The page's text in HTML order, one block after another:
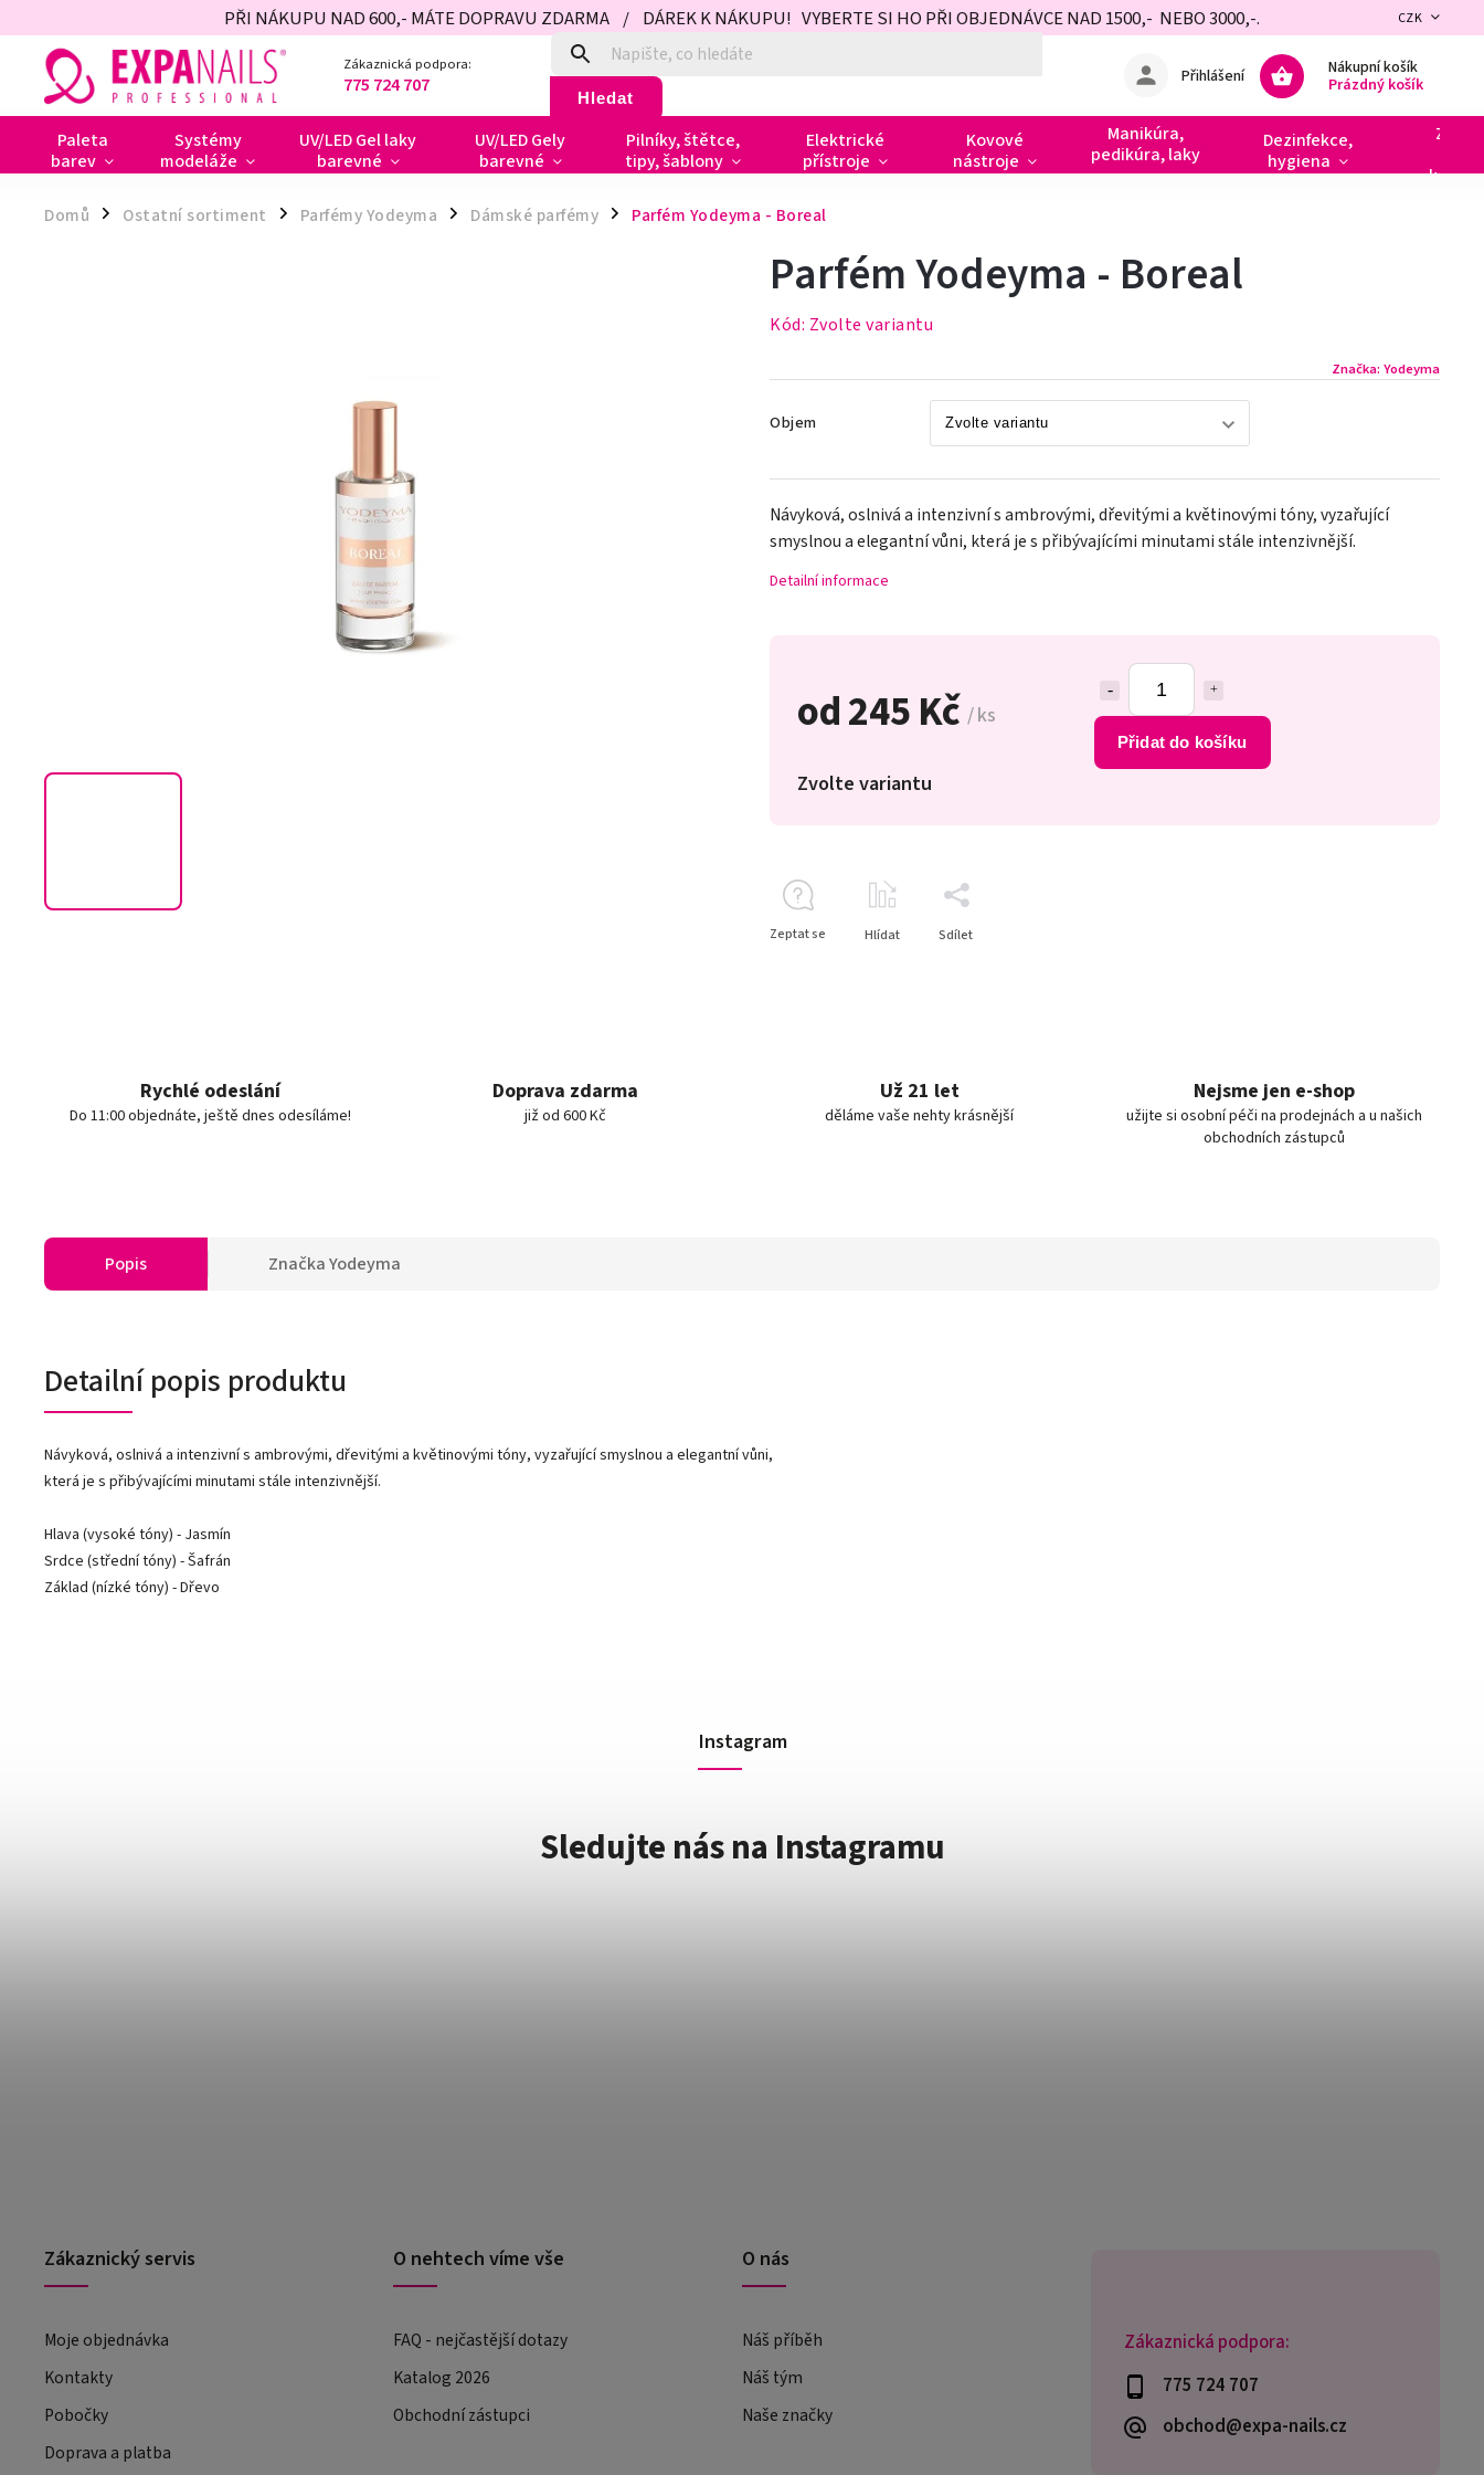
PŘI NÁKUPU NAD 600,- MÁTE DOPRAVU ZDARMA / DÁREK K NÁKUPU! VYBERTE SI HO PŘI OBJEDNÁVCE NAD 1500,- NEBO 3000,-. CZK
Zákaznická podpora:
775 724 707 Hledat
Nákupní košík
Prázdný košík
Přihlášení
Paleta
barev
Systémy
modeláže
UV/LED Gel laky
barevné
UV/LED Gely
barevné
Pilníky, štětce,
tipy, šablony
Elektrické
přístroje
Kovové
nástroje
Manikúra,
pedikúra, laky
Dezinfekce,
hygiena
Domů / Ostatní sortiment / Parfémy Yodeyma / Dámské parfémy / Parfém Yodeyma - Boreal
od245 Kč / ks
Přidat do košíku
Zvolte variantu
Parfém Yodeyma - Boreal
Kód: Zvolte variantu
Značka: Yodeyma
Objem
Návyková, oslnivá a intenzivní s ambrovými, dřevitými a květinovými tóny, vyzařující
smyslnou a elegantní vůni, která je s přibývajícími minutami stále intenzivnější.
Detailní informace
Zeptat se Hlídat Sdílet
Rychlé odeslání
Do 11:00 objednáte, ještě dnes odesíláme!
Doprava zdarma
již od 600 Kč
Už 21 let
děláme vaše nehty krásnější
Nejsme jen e-shop
užijte si osobní péči na prodejnách a u našich
obchodních zástupců
Popis ZnačkaYodeyma
Detailní popis produktu
Návyková, oslnivá a intenzivní s ambrovými, dřevitými a květinovými tóny, vyzařující smyslnou a elegantní vůni,
která je s přibývajícími minutami stále intenzivnější.
Hlava (vysoké tóny) - Jasmín
Srdce (střední tóny) - Šafrán
Základ (nízké tóny) - Dřevo
Zákaznická podpora:
775 724 707
obchod@expa-nails.cz
Instagram
Sledujte nás na Instagramu
Zákaznický servis
Moje objednávka
Kontakty
Pobočky
Doprava a platba
O nehtech víme vše
FAQ - nejčastější dotazy
Katalog 2026
Obchodní zástupci
O nás
Náš příběh
Náš tým
Naše značky